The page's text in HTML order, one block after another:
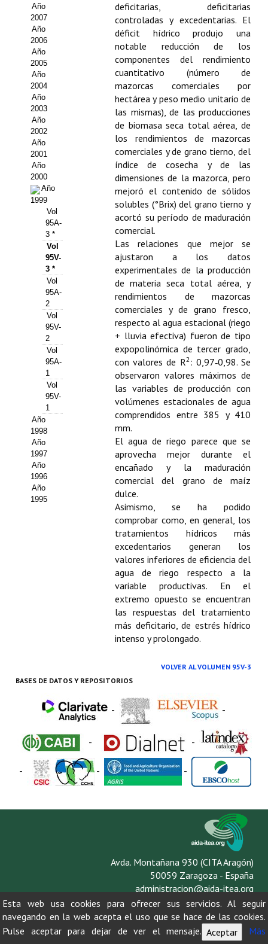
Presentación Jornadas
Comunicaciones
Jornadas PAM 2026
Premio Jóvenes Investigadores
Buscador de Comunicaciones
Buscador de Comunicaciones
CONTACTO
BUSCADOR
Año
2007
Año
2006
Año
2005
Año
2004
Año
2003
Año
2002
Año
2001
Año
2000
Año
1999
Vol
95A-
3 *
Vol
95V-
3 *
Vol
95A-
2
Vol
95V-
2
Vol
95A-
1
Vol
95V-
1
Año
1998
Año
1997
Año
1996
Año
1995
deficitarias, deficitarias
controladas y excedentarias. El
déficit hídrico produjo una
notable reducción de los
componentes del rendimiento
cuantitativo (número de
mazorcas comerciales por
hectárea y peso medio unitario de
las mismas), de las producciones
de biomasa seca total aérea, de
los rendimientos de mazorcas
comerciales y de grano tierno, del
índice de cosecha y de las
dimensiones de la mazorca, pero
mejoró el contenido de sólidos
solubles (°Brix) del grano tierno y
acortó su período de maduración
comercial.
Las relaciones que mejor se
ajustaron a los datos
experimentales de la producción
de materia seca total aérea, y
rendimientos de mazorcas
comerciales y de grano fresco,
respecto al agua estacional (riego
+ lluvia efectiva) fueron de tipo
expopolinómica de tercer grado,
con valores de R2: 0,97‑0,98. Se
observaron valores máximos de
las variables de producción con
volúmenes estacionales de agua
comprendidos entre 385 y 410
mm.
El agua de riego parece que se
aprovecha mejor durante el
encañado y la maduración
comercial del grano de maíz
dulce.
Asimismo, se ha podido
comprobar como, en general, los
tratamientos hídricos más
excedentarios generan los
valores inferiores de eficiencia del
agua de riego respecto a la
variable productivas. En el
extremo opuesto se encuentran
las respuestas del tratamiento
más deficitario, de estrés hídrico
intenso y prolongado.
VOLVER AL VOLUMEN 95V-3
BASES DE DATOS Y REPOSITORIOS
- -
- -
- - -
Avda. Montañana 930 (CITA Aragón)
50059 Zaragoza - España
administracion@aida-itea.org
976 716 305
Esta web usa cookies para ofrecer sus servicios. Al seguir
navegando en la web acepta el uso que se hace de las cookies.
Pulse aceptar para dejar de ver el mensaje. Aceptar
Más